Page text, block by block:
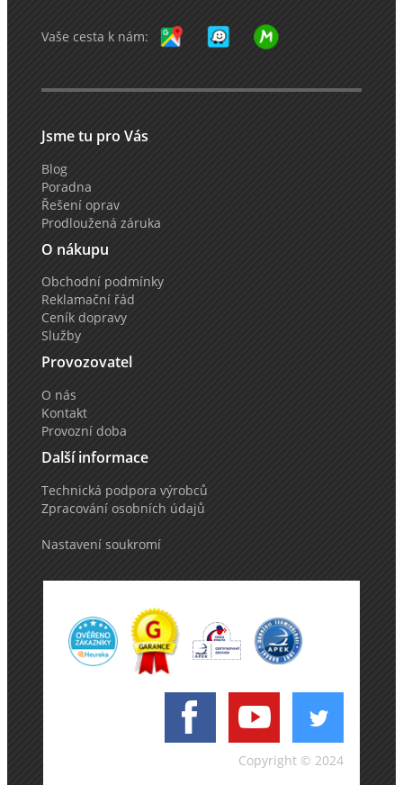
Vaše cesta k nám:
Jsme tu pro Vás
Blog
Poradna
Řešení oprav
Prodloužená záruka
O nákupu
Obchodní podmínky
Reklamační řád
Ceník dopravy
Služby
Provozovatel
O nás
Kontakt
Provozní doba
Další informace
Technická podpora výrobců
Zpracování osobních údajů
Nastavení soukromí
Copyright © 2024